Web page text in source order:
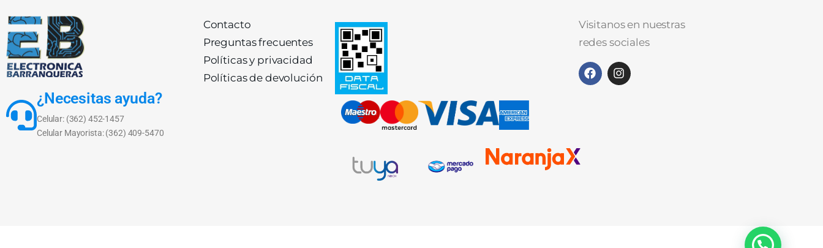
¿Necesitas ayuda?
Celular: (362) 452-1457
Celular Mayorista: (362) 409-5470
Contacto
Preguntas frecuentes
Políticas y privacidad
Políticas de devolución
Visitanos en nuestras
redes sociales